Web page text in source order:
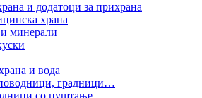
и додатоци за прихрана
храна
минерали
и вода
градници…
со пуштање